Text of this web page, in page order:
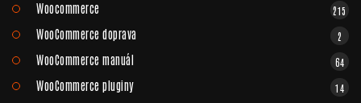
Woocommerce 215
WooCommerce doprava 2
WooCommerce manuál 64
WooCommerce pluginy 14